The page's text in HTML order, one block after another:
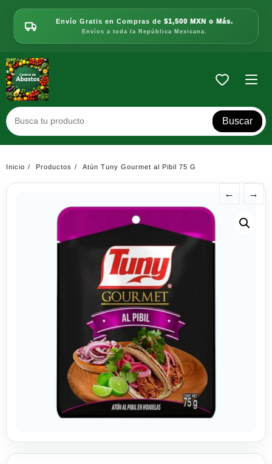
contenido
Envío Gratis en Compras de $1,500 MXN o Más.
Envíos a toda la República Mexicana.
Buscar
Inicio Productos Atún Tuny Gourmet al Pibil 75 G
← →